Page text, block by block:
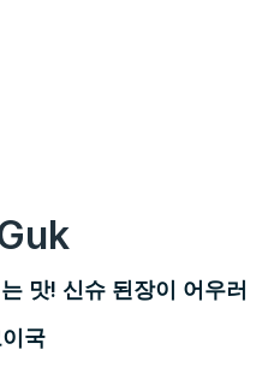
맛! 신슈 된장이 어우러
국